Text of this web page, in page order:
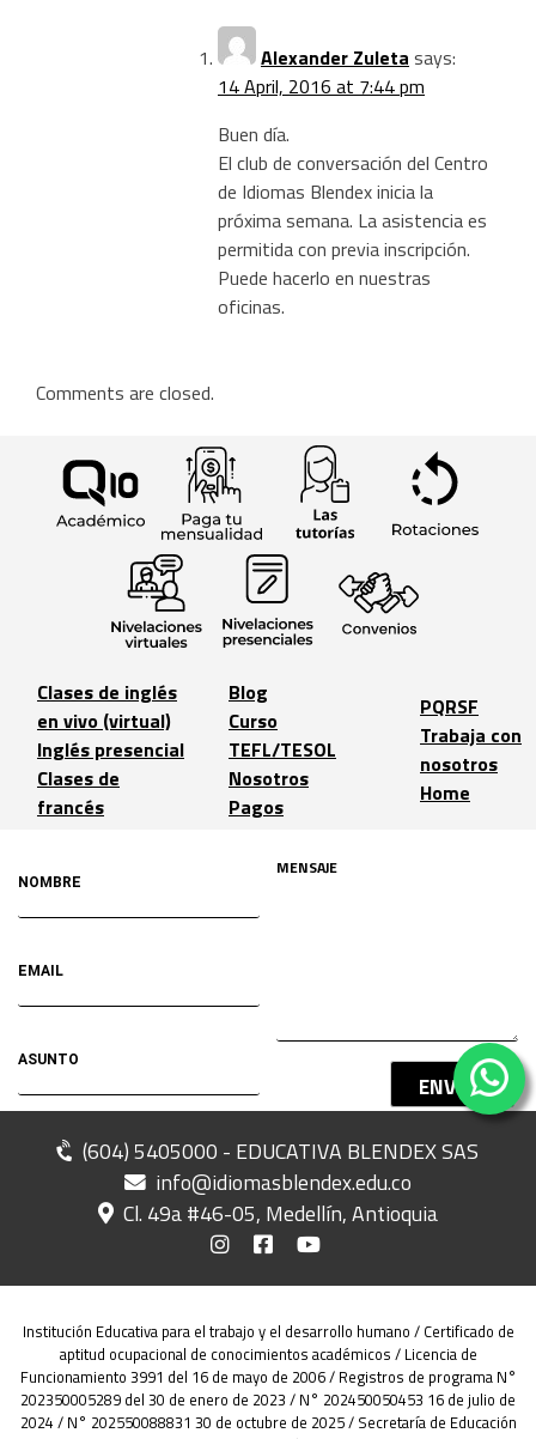
Alexander Zuleta says:
14 April, 2016 at 7:44 pm
Buen día.
El club de conversación del Centro
de Idiomas Blendex inicia la
próxima semana. La asistencia es
permitida con previa inscripción.
Puede hacerlo en nuestras
oficinas.
Comments are closed.
Clases de inglés
en vivo (virtual)
Inglés presencial
Clases de
francés
Blog
Curso
TEFL/TESOL
Nosotros
Pagos
PQRSF
Trabaja con
nosotros
Home
(604) 5405000 - EDUCATIVA BLENDEX SAS
info@idiomasblendex.edu.co
Cl. 49a #46-05, Medellín, Antioquia
ENVIAR
Institución Educativa para el trabajo y el desarrollo humano / Certificado de
aptitud ocupacional de conocimientos académicos / Licencia de
Funcionamiento 3991 del 16 de mayo de 2006 / Registros de programa N°
202350005289 del 30 de enero de 2023 / N° 202450050453 16 de julio de
2024 / N° 202550088831 30 de octubre de 2025 / Secretaría de Educación